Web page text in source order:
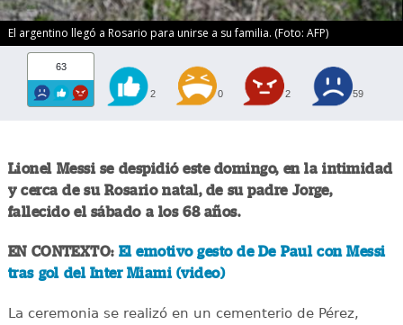
El argentino llegó a Rosario para unirse a su familia. (Foto: AFP)
63
2 0 2 59
Lionel Messi se despidió este domingo, en la intimidad
y cerca de su Rosario natal, de su padre Jorge,
fallecido el sábado a los 68 años.
EN CONTEXTO: El emotivo gesto de De Paul con Messi
tras gol del Inter Miami (video)
La ceremonia se realizó en un cementerio de Pérez,